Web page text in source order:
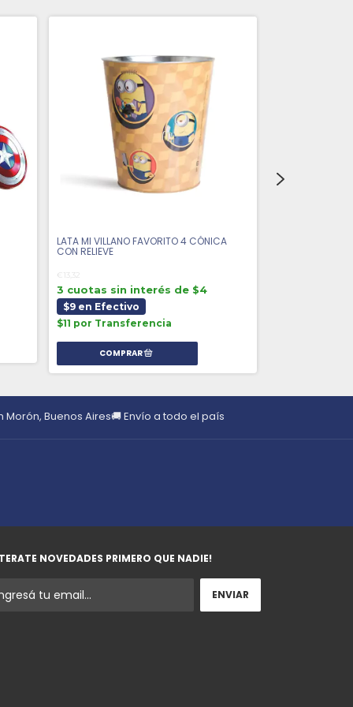
LATA MI VILLANO FAVORITO 4 CÓNICA
CON RELIEVE
€13,32
3 cuotas sin interés de $4
$9 en Efectivo
$11 por Transferencia
Morón, Buenos Aires🚚 Envío a todo el país
NOVEDADES PRIMERO QUE NADIE!